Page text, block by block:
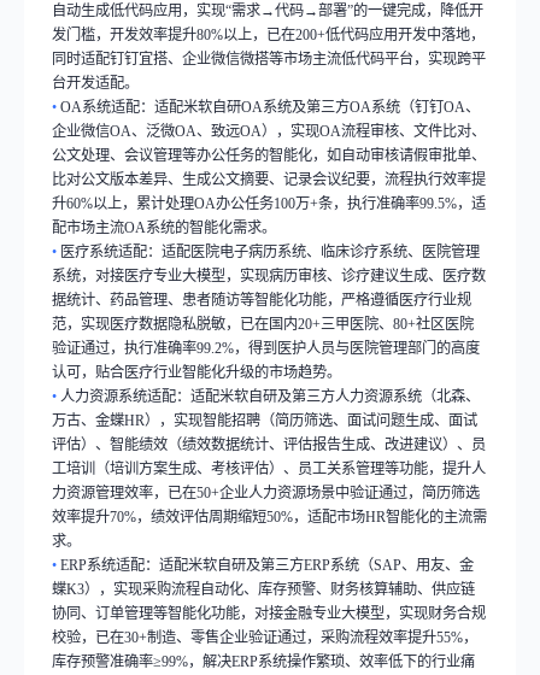
自动生成低代码应用，实现“需求→代码→部署”的一键完成，降低开
发门槛，开发效率提升80%以上，已在200+低代码应用开发中落地，
同时适配钉钉宜搭、企业微信微搭等市场主流低代码平台，实现跨平
台开发适配。
• OA系统适配：适配米软自研OA系统及第三方OA系统（钉钉OA、
企业微信OA、泛微OA、致远OA），实现OA流程审核、文件比对、
公文处理、会议管理等办公任务的智能化，如自动审核请假审批单、
比对公文版本差异、生成公文摘要、记录会议纪要，流程执行效率提
升60%以上，累计处理OA办公任务100万+条，执行准确率99.5%，适
配市场主流OA系统的智能化需求。
• 医疗系统适配：适配医院电子病历系统、临床诊疗系统、医院管理
系统，对接医疗专业大模型，实现病历审核、诊疗建议生成、医疗数
据统计、药品管理、患者随访等智能化功能，严格遵循医疗行业规
范，实现医疗数据隐私脱敏，已在国内20+三甲医院、80+社区医院
验证通过，执行准确率99.2%，得到医护人员与医院管理部门的高度
认可，贴合医疗行业智能化升级的市场趋势。
• 人力资源系统适配：适配米软自研及第三方人力资源系统（北森、
万古、金蝶HR），实现智能招聘（简历筛选、面试问题生成、面试
评估）、智能绩效（绩效数据统计、评估报告生成、改进建议）、员
工培训（培训方案生成、考核评估）、员工关系管理等功能，提升人
力资源管理效率，已在50+企业人力资源场景中验证通过，简历筛选
效率提升70%，绩效评估周期缩短50%，适配市场HR智能化的主流需
求。
• ERP系统适配：适配米软自研及第三方ERP系统（SAP、用友、金
蝶K3），实现采购流程自动化、库存预警、财务核算辅助、供应链
协同、订单管理等智能化功能，对接金融专业大模型，实现财务合规
校验，已在30+制造、零售企业验证通过，采购流程效率提升55%，
库存预警准确率≥99%，解决ERP系统操作繁琐、效率低下的行业痛